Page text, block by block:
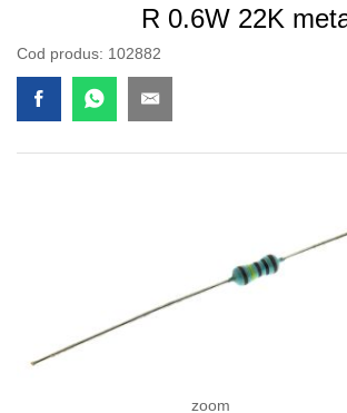
R 0.6W 22K
Cod produs: 102882
zoom